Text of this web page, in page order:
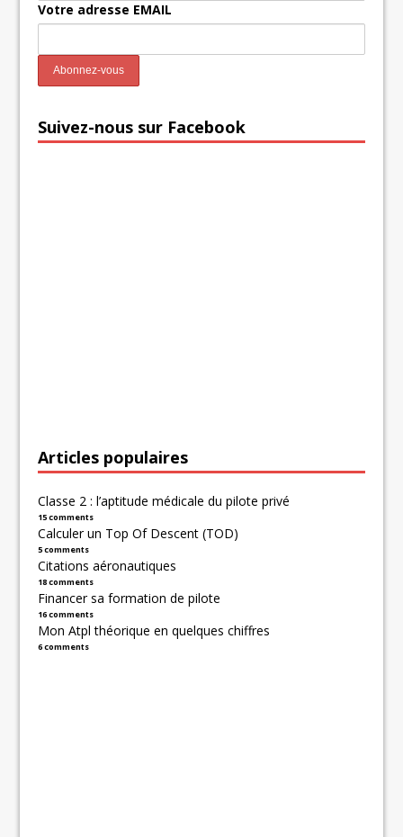
Votre adresse EMAIL
Suivez-nous sur Facebook
Articles populaires
Classe 2 : l’aptitude médicale du pilote privé
15 comments
Calculer un Top Of Descent (TOD)
5 comments
Citations aéronautiques
18 comments
Financer sa formation de pilote
16 comments
Mon Atpl théorique en quelques chiffres
6 comments